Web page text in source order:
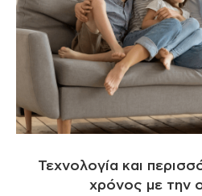
Τεχνολογία και
χρόνος με την